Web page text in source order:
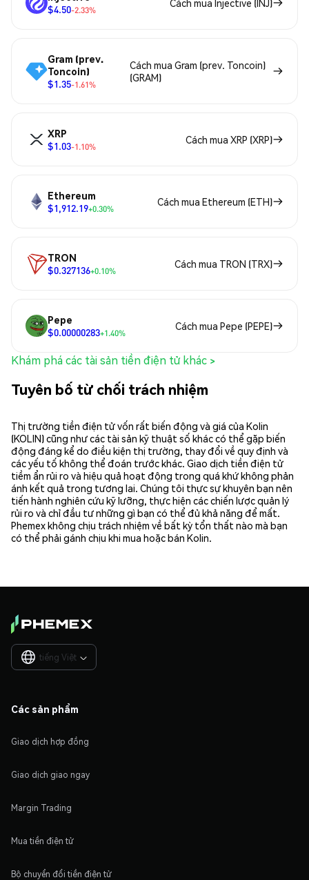
$4.50-2.33%
Cách mua Injective (INJ)
Gram (prev.
Toncoin)
$1.35-1.61%
Cách mua Gram (prev. Toncoin)
(GRAM)
XRP
$1.03-1.10%
Cách mua XRP (XRP)
Ethereum
$1,912.19+0.30%
Cách mua Ethereum (ETH)
TRON
$0.327136+0.10%
Cách mua TRON (TRX)
Pepe
$0.00000283+1.40%
Cách mua Pepe (PEPE)
Khám phá các tài sản tiền điện tử khác >
Tuyên bố từ chối trách nhiệm
Thị trường tiền điện tử vốn rất biến động và giá của Kolin
(KOLIN) cũng như các tài sản kỹ thuật số khác có thể gặp biến
động đáng kể do điều kiện thị trường, thay đổi về quy định và
các yếu tố không thể đoán trước khác. Giao dịch tiền điện tử
tiềm ẩn rủi ro và hiệu quả hoạt động trong quá khứ không phản
ánh kết quả trong tương lai. Chúng tôi thực sự khuyên bạn nên
tiến hành nghiên cứu kỹ lưỡng, thực hiện các chiến lược quản lý
rủi ro và chỉ đầu tư những gì bạn có thể đủ khả năng để mất.
Phemex không chịu trách nhiệm về bất kỳ tổn thất nào mà bạn
có thể phải gánh chịu khi mua hoặc bán Kolin.
tiếng Việt 
Các sản phẩm
Giao dịch hợp đồng
Giao dịch giao ngay
Margin Trading
Mua tiền điện tử
Bộ chuyển đổi tiền điện tử